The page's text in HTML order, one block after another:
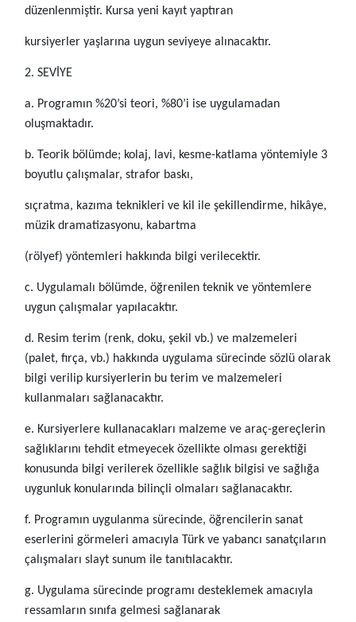
düzenlenmiştir. Kursa yeni kayıt yaptıran
kursiyerler yaşlarına uygun seviyeye alınacaktır.
2. SEVİYE
a. Programın %20’si teori, %80’i ise uygulamadan
oluşmaktadır.
b. Teorik bölümde; kolaj, lavi, kesme-katlama yöntemiyle 3
boyutlu çalışmalar, strafor baskı,
sıçratma, kazıma teknikleri ve kil ile şekillendirme, hikâye,
müzik dramatizasyonu, kabartma
(rölyef) yöntemleri hakkında bilgi verilecektir.
c. Uygulamalı bölümde, öğrenilen teknik ve yöntemlere
uygun çalışmalar yapılacaktır.
d. Resim terim (renk, doku, şekil vb.) ve malzemeleri
(palet, fırça, vb.) hakkında uygulama sürecinde sözlü olarak
bilgi verilip kursiyerlerin bu terim ve malzemeleri
kullanmaları sağlanacaktır.
e. Kursiyerlere kullanacakları malzeme ve araç-gereçlerin
sağlıklarını tehdit etmeyecek özellikte olması gerektiği
konusunda bilgi verilerek özellikle sağlık bilgisi ve sağlığa
uygunluk konularında bilinçli olmaları sağlanacaktır.
f. Programın uygulanma sürecinde, öğrencilerin sanat
eserlerini görmeleri amacıyla Türk ve yabancı sanatçıların
çalışmaları slayt sunum ile tanıtılacaktır.
g. Uygulama sürecinde programı desteklemek amacıyla
ressamların sınıfa gelmesi sağlanarak